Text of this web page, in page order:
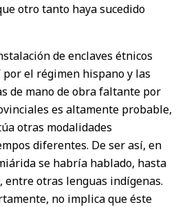
otro tanto haya sucedido
de enclaves étnicos
el régimen hispano y las
de mano de obra faltante por
es altamente probable,
otras modalidades
diferentes. De ser así, en
se habría hablado, hasta
, entre otras lenguas indígenas.
no implica que éste